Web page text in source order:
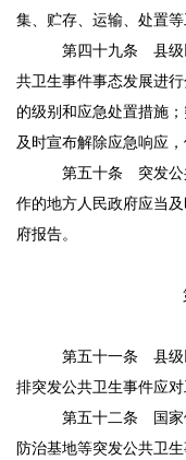
集、贮存、运输、处置等
第四十九条 县级
共卫生事件事态发展进
的级别和应急处置措施
及时宣布解除应急响应
第五十条 突发公
作的地方人民政府应当
府报告。
第五十一条 县级
排突发公共卫生事件应对
第五十二条 国家
防治基地等突发公共卫